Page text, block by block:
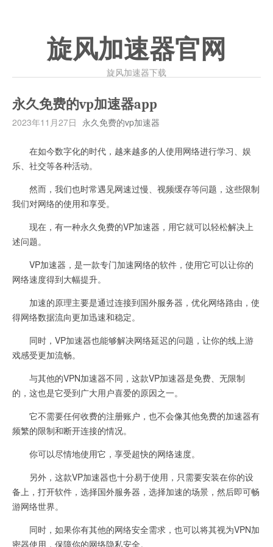
旋风加速器官网
旋风加速器下载
永久免费的vp加速器app
2023年11月27日 永久免费的vp加速器
在如今数字化的时代，越来越多的人使用网络进行学习、娱
乐、社交等各种活动。
然而，我们也时常遇见网速过慢、视频缓存等问题，这些限制
我们对网络的使用和享受。
现在，有一种永久免费的VP加速器，用它就可以轻松解决上
述问题。
VP加速器，是一款专门加速网络的软件，使用它可以让你的
网络速度得到大幅提升。
加速的原理主要是通过连接到国外服务器，优化网络路由，使
得网络数据流向更加迅速和稳定。
同时，VP加速器也能够解决网络延迟的问题，让你的线上游
戏感受更加流畅。
与其他的VPN加速器不同，这款VP加速器是免费、无限制
的，这也是它受到广大用户喜爱的原因之一。
它不需要任何收费的注册账户，也不会像其他免费的加速器有
频繁的限制和断开连接的情况。
你可以尽情地使用它，享受超快的网络速度。
另外，这款VP加速器也十分易于使用，只需要安装在你的设
备上，打开软件，选择国外服务器，选择加速的场景，然后即可畅
游网络世界。
同时，如果你有其他的网络安全需求，也可以将其视为VPN加
密器使用，保障你的网络隐私安全。